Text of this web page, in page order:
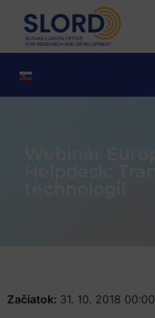
Začiatok: 31. 10. 2018 00:00